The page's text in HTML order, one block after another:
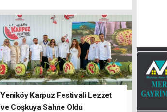
Yeniköy Karpuz Festivali Lezzet
ve Coşkuya Sahne Oldu